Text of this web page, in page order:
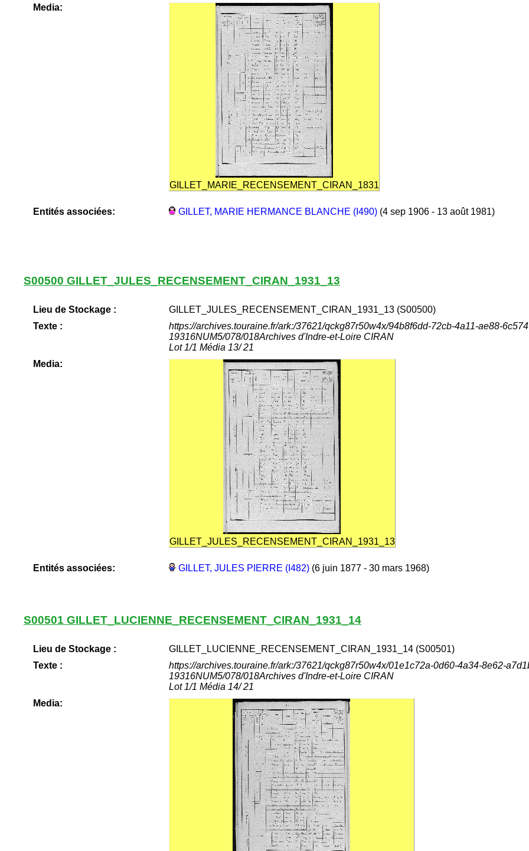
Media:
GILLET_MARIE_RECENSEMENT_CIRAN_1831
Entités associées: GILLET, MARIE HERMANCE BLANCHE (I490)(4 sep 1906 - 13 août 1981)
S00500 GILLET_JULES_RECENSEMENT_CIRAN_1931_13
Lieu de Stockage :
GILLET_JULES_RECENSEMENT_CIRAN_1931_13 (S00500)
Texte :
https://archives.touraine.fr/ark:/37621/qckg87r50w4x/94b8f6dd-72cb-4a11-ae88-
19316NUM5/078/018Archives d'Indre-et-Loire CIRAN
Lot 1/1 Média 13/ 21
Media:
GILLET_JULES_RECENSEMENT_CIRAN_1931_13
Entités associées: GILLET, JULES PIERRE (I482)(6 juin 1877 - 30 mars 1968)
S00501 GILLET_LUCIENNE_RECENSEMENT_CIRAN_1931_14
Lieu de Stockage :
GILLET_LUCIENNE_RECENSEMENT_CIRAN_1931_14 (S00501)
Texte :
https://archives.touraine.fr/ark:/37621/qckg87r50w4x/01e1c72a-0d60-4a34-8e62-
19316NUM5/078/018Archives d'Indre-et-Loire CIRAN
Lot 1/1 Média 14/ 21
Media: